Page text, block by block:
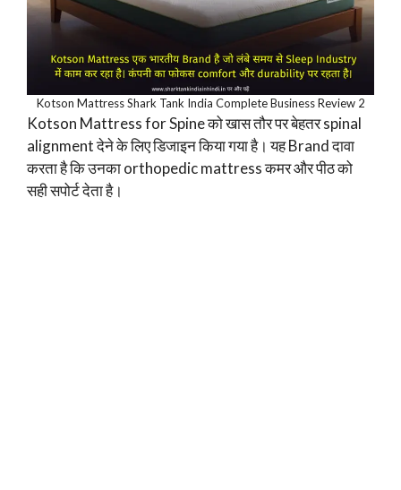
Kotson Mattress Shark Tank India Complete Business Review 2
Kotson Mattress for Spine को खास तौर पर बेहतर spinal
alignment देने के लिए डिजाइन किया गया है। यह Brand दावा
करता है कि उनका orthopedic mattress कमर और पीठ को
सही सपोर्ट देता है।